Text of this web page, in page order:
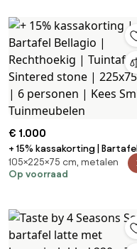
€ 1.000
+ 15% kassakorting | Bartafel
Bellagio | Rechthoekig |
Tuintafel Sintered stone |
105×225×75 cm, metalen
Op voorraad